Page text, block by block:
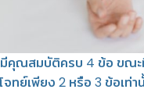
มีคุณสมบัติครบ 4 ข้อ ขณ
ทย์เพียง 2 หรือ 3 ข้อเท่า